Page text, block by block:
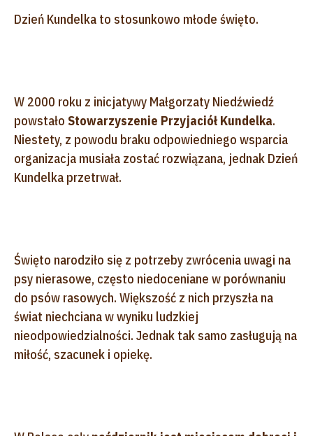
Dzień Kundelka to stosunkowo młode święto.
W 2000 roku z inicjatywy Małgorzaty Niedźwiedź
powstało Stowarzyszenie Przyjaciół Kundelka.
Niestety, z powodu braku odpowiedniego wsparcia
organizacja musiała zostać rozwiązana, jednak Dzień
Kundelka przetrwał.
Święto narodziło się z potrzeby zwrócenia uwagi na
psy nierasowe, często niedoceniane w porównaniu
do psów rasowych. Większość z nich przyszła na
świat niechciana w wyniku ludzkiej
nieodpowiedzialności. Jednak tak samo zasługują na
miłość, szacunek i opiekę.